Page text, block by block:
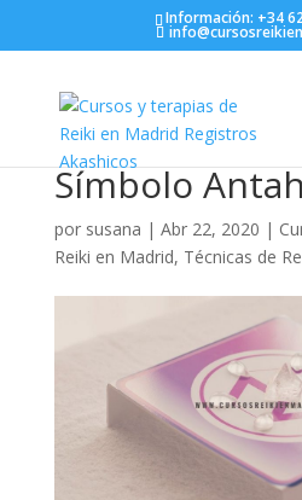
Información: +34
Símbolo
por susana | Abr 22, 2020 |
Reiki en Madrid, Técnicas de